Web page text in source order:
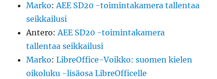
Marko:AEE SD20 -toimintakamera tallentaa
seikkailusi
Antero:AEE SD20 -toimintakamera
tallentaa seikkailusi
Marko:LibreOffice-Voikko: suomen kielen
oikoluku -lisäosa LibreOfficelle